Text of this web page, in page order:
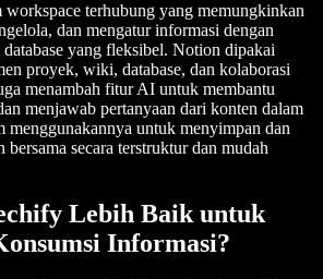
workspace terhubung yang memungkinkan
dan mengatur informasi dengan
yang fleksibel. Notion dipakai
proyek, wiki, database, dan kolaborasi
menambah fitur AI untuk membantu
menjawab pertanyaan dari konten dalam
menggunakannya untuk menyimpan dan
bersama secara terstruktur dan mudah
Lebih Baik untuk
Informasi?